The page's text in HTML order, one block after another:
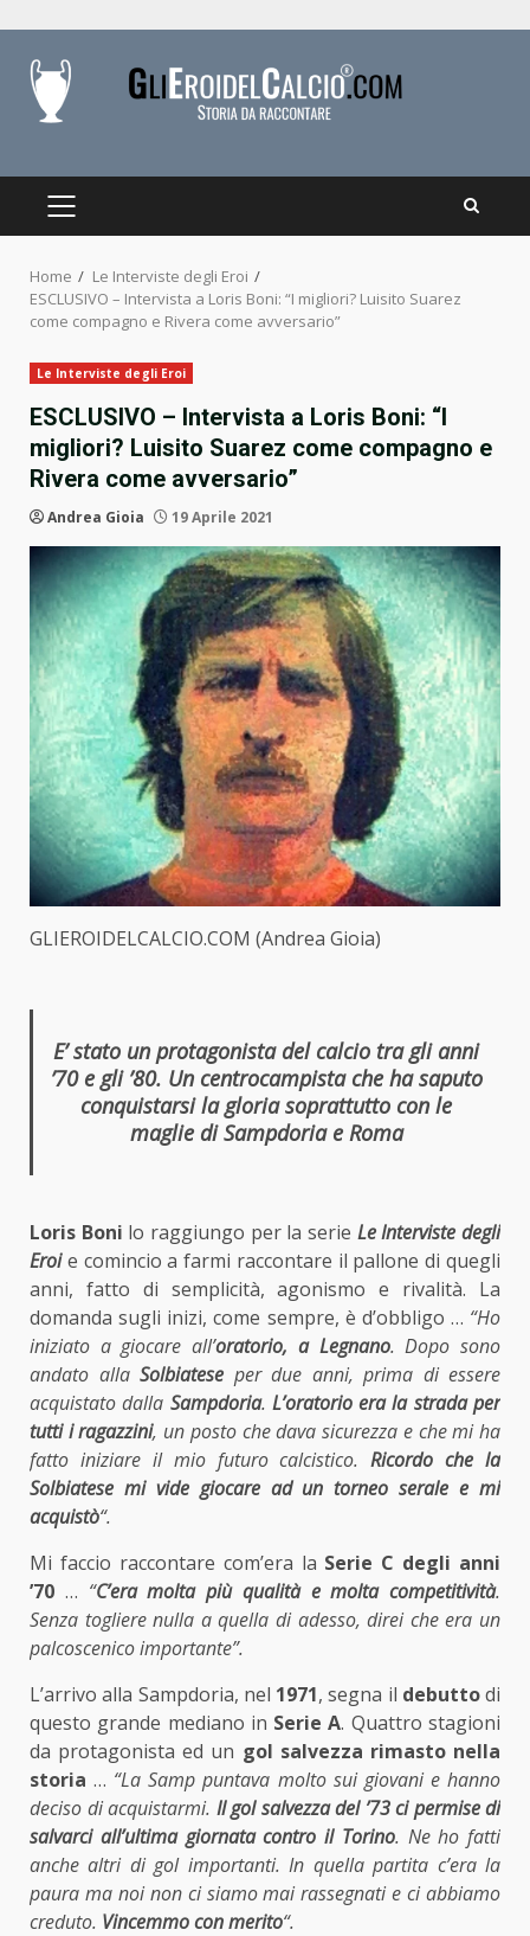
content
PRIMARY
Home
Le Interviste degli Eroi
ESCLUSIVO – Intervista a Loris Boni: “I migliori? Luisito Suarez
come compagno e Rivera come avversario”
Le Interviste degli Eroi
ESCLUSIVO – Intervista a Loris Boni: “I
migliori? Luisito Suarez come compagno e
Rivera come avversario”
Andrea Gioia 19 Aprile 2021
GLIEROIDELCALCIO.COM (Andrea Gioia)
E’ stato un protagonista del calcio tra gli anni
’70 e gli ’80. Un centrocampista che ha saputo
conquistarsi la gloria soprattutto con le
maglie di Sampdoria e Roma
Loris Boni lo raggiungo per la serie Le Interviste degli
Eroie comincio a farmi raccontare il pallone di quegli
anni, fatto di semplicità, agonismo e rivalità. La
domanda sugli inizi, come sempre, è d’obbligo … “Ho
iniziato a giocare all’oratorio, a Legnano. Dopo sono
andato alla Solbiatese per due anni, prima di essere
acquistato dalla Sampdoria. L’oratorio era la strada per
tutti i ragazzini, un posto che dava sicurezza e che mi ha
fatto iniziare il mio futuro calcistico.Ricordo che la
Solbiatese mi vide giocare ad un torneo serale e mi
acquistò“.
Mi faccio raccontare com’era la Serie C degli anni
’70 … “C’era molta più qualità e molta competitività.
Senza togliere nulla a quella di adesso, direi che era un
palcoscenico importante”.
L’arrivo alla Sampdoria, nel 1971, segna il debuttodi
questo grande mediano in Serie A. Quattro stagioni
da protagonista ed un gol salvezza rimasto nella
storia … “La Samp puntava molto sui giovani e hanno
deciso di acquistarmi. Il gol salvezza del ’73 ci permise di
salvarci all’ultima giornata contro il Torino. Ne ho fatti
anche altri di gol importanti. In quella partita c’era la
paura ma noi non ci siamo mai rassegnati e ci abbiamo
creduto. Vincemmo con merito“.